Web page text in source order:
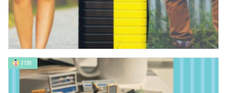
遠距離戀愛情侶 拍出特別的「近距離」合照
FUN